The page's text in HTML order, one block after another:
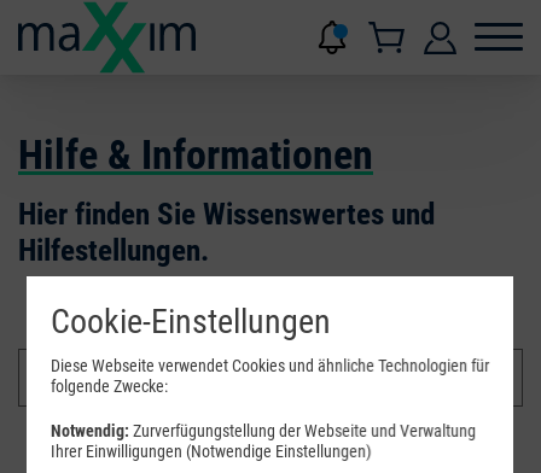
Hilfe & Informationen
Hier finden Sie Wissenswertes und
Hilfestellungen.
Suchen
Cookie-Einstellungen
Diese Webseite verwendet Cookies und ähnliche Technologien für
folgende Zwecke:
Notwendig: Zurverfügungstellung der Webseite und Verwaltung
Ihrer Einwilligungen (Notwendige Einstellungen)